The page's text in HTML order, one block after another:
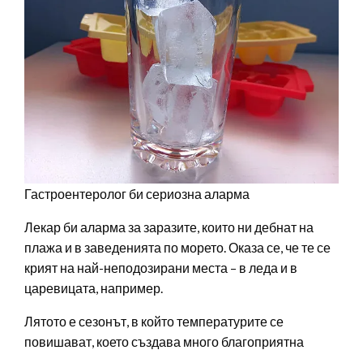
Гастроентеролог би сериозна аларма
Лекар би аларма за заразите, които ни дебнат на
плажа и в заведенията по морето. Оказа се, че те се
крият на най-неподозирани места – в леда и в
царевицата, например.
Лятото е сезонът, в който температурите се
повишават, което създава много благоприятна